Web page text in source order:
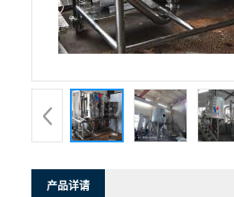
产品详请